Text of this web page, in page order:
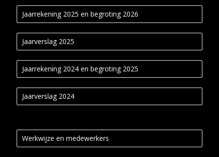
Jaarrekening 2025 en begroting 2026
Jaarverslag 2025
Jaarrekening 2024 en begroting 2025
Jaarverslag 2024
Werkwijze en medewerkers